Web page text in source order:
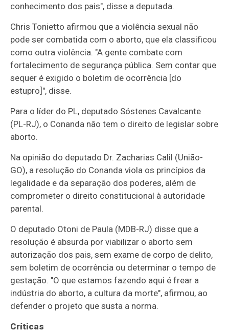
conhecimento dos pais", disse a deputada.
Chris Tonietto afirmou que a violência sexual não
pode ser combatida com o aborto, que ela classificou
como outra violência. "A gente combate com
fortalecimento de segurança pública. Sem contar que
sequer é exigido o boletim de ocorrência [do
estupro]", disse.
Para o líder do PL, deputado Sóstenes Cavalcante
(PL-RJ), o Conanda não tem o direito de legislar sobre
aborto.
Na opinião do deputado Dr. Zacharias Calil (União-
GO), a resolução do Conanda viola os princípios da
legalidade e da separação dos poderes, além de
comprometer o direito constitucional à autoridade
parental.
O deputado Otoni de Paula (MDB-RJ) disse que a
resolução é absurda por viabilizar o aborto sem
autorização dos pais, sem exame de corpo de delito,
sem boletim de ocorrência ou determinar o tempo de
gestação. "O que estamos fazendo aqui é frear a
indústria do aborto, a cultura da morte", afirmou, ao
defender o projeto que susta a norma.
Críticas